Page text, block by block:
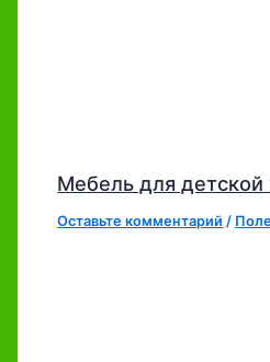
Мебель для детской
Оставьте комментарий /